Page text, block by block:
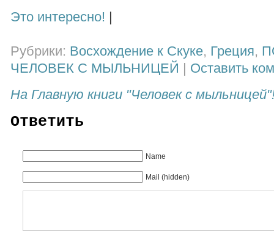
Это интересно!
Рубрики: Восхождение к Скуке, Греция,
ЧЕЛОВЕК С МЫЛЬНИЦЕЙ
Оставить
На Главную книги "Человек с
Ответить
Name
Mail (hidden)